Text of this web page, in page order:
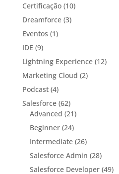
Certificação(10)
Dreamforce(3)
Eventos (1)
IDE (9)
Lightning Experience(12)
Marketing Cloud (2)
Podcast(4)
Salesforce(62)
Advanced (21)
Beginner(24)
Intermediate(26)
Salesforce Admin (28)
Salesforce Developer(49)